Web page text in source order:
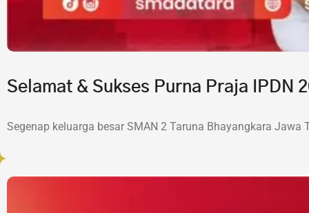
Selamat & Sukses Purna Praja IPDN
Segenap keluarga besar SMAN 2 Taruna Bhayangkara Jawa